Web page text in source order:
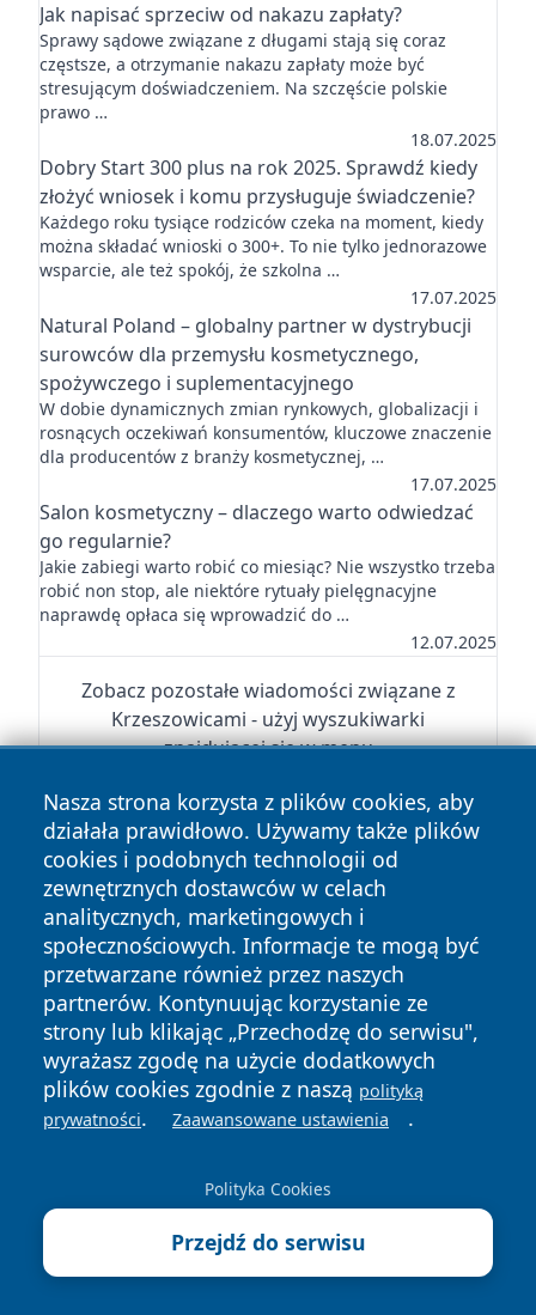
Jak napisać sprzeciw od nakazu zapłaty?
Sprawy sądowe związane z długami stają się coraz
częstsze, a otrzymanie nakazu zapłaty może być
stresującym doświadczeniem. Na szczęście polskie
prawo …
18.07.2025
Dobry Start 300 plus na rok 2025. Sprawdź kiedy
złożyć wniosek i komu przysługuje świadczenie?
Każdego roku tysiące rodziców czeka na moment, kiedy
można składać wnioski o 300+. To nie tylko jednorazowe
wsparcie, ale też spokój, że szkolna …
17.07.2025
Natural Poland – globalny partner w dystrybucji
surowców dla przemysłu kosmetycznego,
spożywczego i suplementacyjnego
W dobie dynamicznych zmian rynkowych, globalizacji i
rosnących oczekiwań konsumentów, kluczowe znaczenie
dla producentów z branży kosmetycznej, …
17.07.2025
Salon kosmetyczny – dlaczego warto odwiedzać
go regularnie?
Jakie zabiegi warto robić co miesiąc? Nie wszystko trzeba
robić non stop, ale niektóre rytuały pielęgnacyjne
naprawdę opłaca się wprowadzić do …
12.07.2025
Zobacz pozostałe wiadomości związane z
Krzeszowicami - użyj wyszukiwarki
znajdującej się w menu
Nasza strona korzysta z plików cookies, aby
działała prawidłowo. Używamy także plików
cookies i podobnych technologii od
zewnętrznych dostawców w celach
analitycznych, marketingowych i
społecznościowych. Informacje te mogą być
przetwarzane również przez naszych
partnerów. Kontynuując korzystanie ze
strony lub klikając „Przechodzę do serwisu",
wyrażasz zgodę na użycie dodatkowych
plików cookies zgodnie z naszą polityką
prywatności. Zaawansowane ustawienia .
Polityka Cookies
Przejdź do serwisu
Copyright © 2026 krzeszowiceinfo.pl Wszystkie prawa
zastrzeżone.
News Autorzy
Polityka
Prywatności
Polityka
Cookies